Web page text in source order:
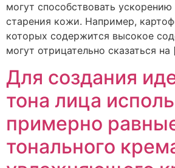
могут способствовать ускорению
старения кожи. Например,
которых содержится высокое
могут отрицательно сказаться
Для создания
тона лица
примерно
тонального